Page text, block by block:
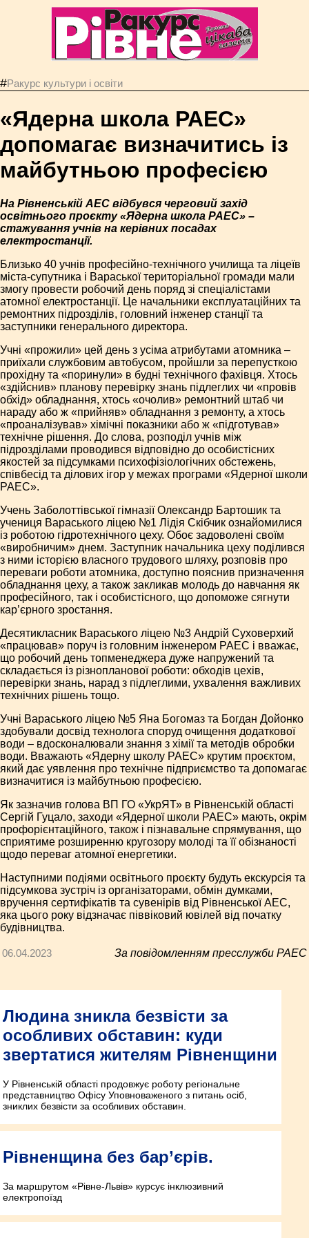
#Ракурс культури і освіти
«Ядерна школа РАЕС»
допомагає визначитись із
майбутньою професією
На Рівненській АЕС відбувся черговий захід
освітнього проєкту «Ядерна школа РАЕС» –
стажування учнів на керівних посадах
електростанції.
Близько 40 учнів професійно-технічного училища та ліцеїв
міста-супутника і Вараської територіальної громади мали
змогу провести робочий день поряд зі спеціалістами
атомної електростанції. Це начальники експлуатаційних та
ремонтних підрозділів, головний інженер станції та
заступники генерального директора.
Учні «прожили» цей день з усіма атрибутами атомника –
приїхали службовим автобусом, пройшли за перепусткою
прохідну та «поринули» в будні технічного фахівця. Хтось
«здійснив» планову перевірку знань підлеглих чи «провів
обхід» обладнання, хтось «очолив» ремонтний штаб чи
нараду або ж «прийняв» обладнання з ремонту, а хтось
«проаналізував» хімічні показники або ж «підготував»
технічне рішення. До слова, розподіл учнів між
підрозділами проводився відповідно до особистісних
якостей за підсумками психофізіологічних обстежень,
співбесід та ділових ігор у межах програми «Ядерної школи
РАЕС».
Учень Заболоттівської гімназії Олександр Бартошик та
учениця Вараського ліцею №1 Лідія Скібчик ознайомилися
із роботою гідротехнічного цеху. Обоє задоволені своїм
«виробничим» днем. Заступник начальника цеху поділився
з ними історією власного трудового шляху, розповів про
переваги роботи атомника, доступно пояснив призначення
обладнання цеху, а також закликав молодь до навчання як
професійного, так і особистісного, що допоможе сягнути
кар’єрного зростання.
Десятикласник Вараського ліцею №3 Андрій Суховерхий
«працював» поруч із головним інженером РАЕС і вважає,
що робочий день топменеджера дуже напружений та
складається із різнопланової роботи: обходів цехів,
перевірки знань, нарад з підлеглими, ухвалення важливих
технічних рішень тощо.
Учні Вараського ліцею №5 Яна Богомаз та Богдан Дойонко
здобували досвід технолога споруд очищення додаткової
води – вдосконалювали знання з хімії та методів обробки
води. Вважають «Ядерну школу РАЕС» крутим проєктом,
який дає уявлення про технічне підприємство та допомагає
визначитися із майбутньою професією.
Як зазначив голова ВП ГО «УкрЯТ» в Рівненській області
Сергій Гуцало, заходи «Ядерної школи РАЕС» мають, окрім
профорієнтаційного, також і пізнавальне спрямування, що
сприятиме розширенню кругозору молоді та її обізнаності
щодо переваг атомної енергетики.
Наступними подіями освітнього проєкту будуть екскурсія та
підсумкова зустріч із організаторами, обмін думками,
вручення сертифікатів та сувенірів від Рівненської АЕС,
яка цього року відзначає піввіковий ювілей від початку
будівництва.
06.04.2023 За повідомленням пресслужби РАЕС
Людина зникла безвісти за
особливих обставин: куди
звертатися жителям Рівненщини
У Рівненській області продовжує роботу регіональне
представництво Офісу Уповноваженого з питань осіб,
зниклих безвісти за особливих обставин.
Рівненщина без бар’єрів.
За маршрутом «Рівне-Львів» курсує інклюзивний
електропоїзд